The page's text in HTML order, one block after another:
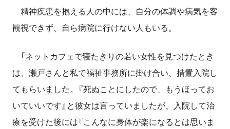
精神疾患を抱える人の中には、自分の体調や病気を客
観視できず、自ら病院に行けない人もいる。
「 ネットカフェで寝たきりの若い女性を見つけたとき
は、瀬戸さ んと私で福祉事務所に掛け合い、措置入院し
てもらいました。『死ぬこと にしたので、もうほってお
いていいです』と彼女は言っていましたが、入院して治
療を受けた後には『こんなに身体が楽になるとは思いま